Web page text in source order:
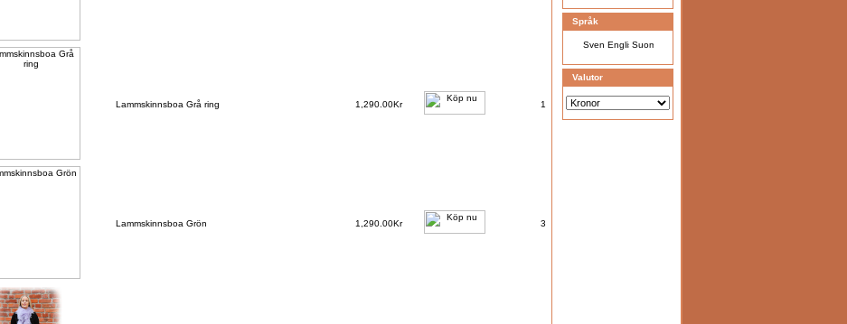
Lammskinnsboa Grå ring 1,290.00Kr 1
Lammskinnsboa Grön 1,290.00Kr 3
Språk
Valutor